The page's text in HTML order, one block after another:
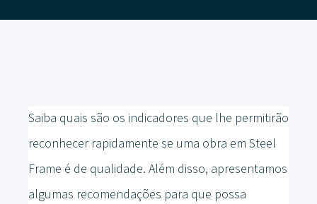
Saiba quais são os indicadores que lhe permitirão
reconhecer rapidamente se uma obra em Steel
Frame é de qualidade. Além disso, apresentamos
algumas recomendações para que possa